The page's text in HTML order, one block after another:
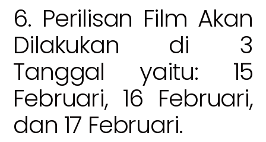
6. Perilisan Film Akan
Dilakukan di 3
Tanggal yaitu: 15
Februari, 16 Februari,
dan 17 Februari.